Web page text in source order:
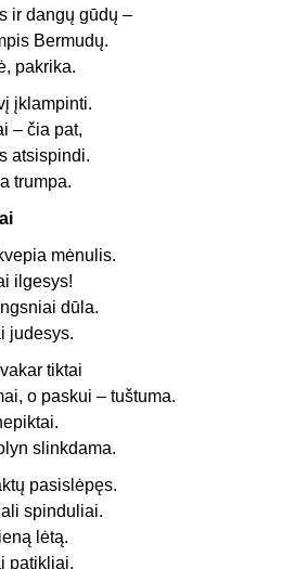
ir dangų gūdų –
Bermudų.
pakrika.
įklampinti.
– čia pat,
atsispindi.
trumpa.
mėnulis.
ilgesys!
dūla.
judesys.
tiktai
o paskui – tuštuma.
slinkdama.
pasislėpęs.
spinduliai.
lėtą.
patikliai.